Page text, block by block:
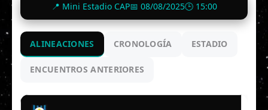
Finalizado
📍 Mini Estadio CAP📅 08/08/2025🕒 15:00
ALINEACIONES CRONOLOGÍA ESTADIO
ENCUENTROS ANTERIORES